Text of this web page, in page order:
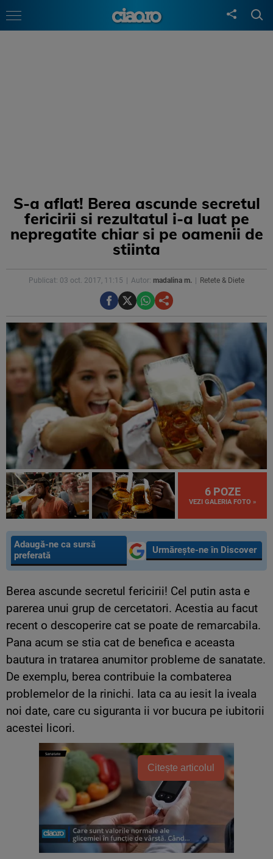
S-a aflat! Berea ascunde secretul
fericirii si rezultatul i-a luat pe
nepregatite chiar si pe oamenii de
stiinta
Publicat: 03 oct. 2017, 11:15 Autor: madalina m. Retete & Diete
6 POZE
VEZI GALERIA FOTO »
Adaugă-ne ca sursă
preferată
Urmărește-ne în Discover
Berea ascunde secretul fericirii! Cel putin asta e
parerea unui grup de cercetatori. Acestia au facut
recent o descoperire cat se poate de remarcabila.
Pana acum se stia cat de benefica e aceasta
bautura in tratarea anumitor probleme de sanatate.
De exemplu, berea contribuie la combaterea
problemelor de la rinichi. Iata ca au iesit la iveala
noi date, care cu siguranta ii vor bucura pe iubitorii
acestei licori.
Citește articolul